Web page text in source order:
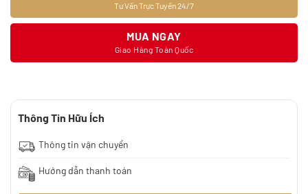
Tư Vấn Trực Tuyến 24/7
MUA NGAY
Giao Hàng Toàn Quốc
Thông Tin Hữu Ích
Thông tin vận chuyển
Hướng dẫn thanh toán